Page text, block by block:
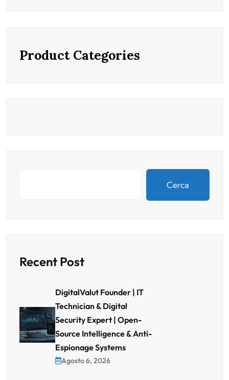
Product Categories
Cerca
Recent Post
DigitalValut Founder | IT
Technician & Digital
Security Expert | Open-
Source Intelligence & Anti-
Espionage Systems
Agosto 6, 2026